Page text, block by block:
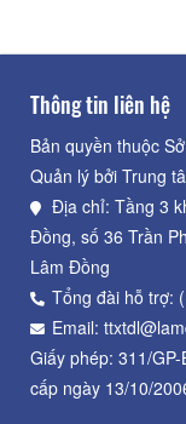
Thông tin liên hệ
Bản quyền thuộc
Quản lý bởi Trung
Địa chỉ: Tầng 3
Đồng, số 36 Trần
Lâm Đồng
Tổng đài hỗ trợ:
Email:
Giấy phép: 311/
cấp ngày 13/10/